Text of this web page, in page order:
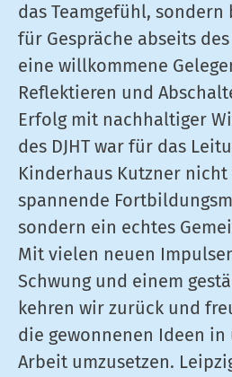
das Teamgefühl, sondern
für Gespräche abseits
eine willkommene
Reflektieren und
Erfolg mit nachhaltiger
des DJHT war für das
Kinderhaus Kutzner
spannende
sondern ein echtes
Mit vielen neuen
Schwung und einem
kehren wir zurück und
die gewonnenen Ideen
Arbeit umzusetzen.